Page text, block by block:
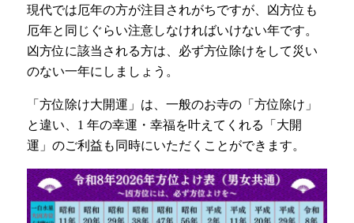
現代では厄年の方が注目されがちですが、凶方位も
厄年と同じぐらい注意しなければいけない年です。
凶方位に該当される方は、必ず方位除けをして災い
のない一年にしましょう。
「方位除け大開運」は、一般のお寺の「方位除け」
と違い、1 年の幸運・幸福を叶えてくれる「大開
運」のご利益も同時にいただくことができます。